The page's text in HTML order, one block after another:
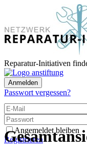
Reparatur-Initiativen
Anmelden
Passwort vergessen?
Angemeldet bleiben
Registrieren